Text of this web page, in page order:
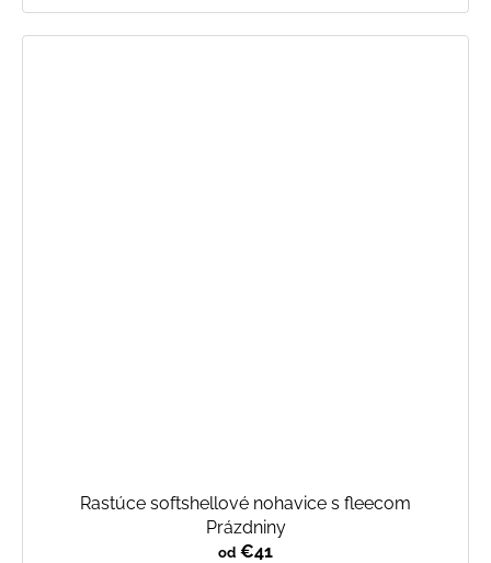
Rastúce softshellové nohavice s fleecom
Prázdniny
od €41